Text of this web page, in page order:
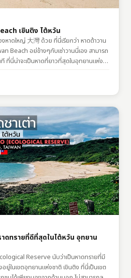
เขินติง ไต้หวัน
หาดใหญ่ 大灣 ด้วย ที่นี่เรียกว่า หาดต้าวาน
Beach อย่ข้างๆกับเซ่าวานนี่เอง สามารถ
ที่นี่น่าจะเป็นหาดที่ยาวที่สุดในอุทยานแห่ง
ดทรายที่ดีที่สุดในไต้หวัน อุทยาน
Reserve นับว่าเป็นหาดทรายที่มี
ในเขตอุทยานแห่งชาติ เขินติง ที่นี่เป็นเขต